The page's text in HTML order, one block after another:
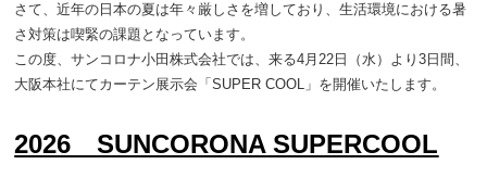
さて、近年の日本の夏は年々厳しさを増しており、生活環境における暑
さ対策は喫緊の課題となっています。
この度、サンコロナ小田株式会社では、来る4月22日（水）より3日間、
大阪本社にてカーテン展示会「SUPER COOL」を開催いたします。
2026 SUNCORONA SUPERCOOL